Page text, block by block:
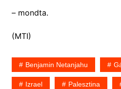
– mondta.
(MTI)
Benjamin Netanjahu
Izrael Palesztina